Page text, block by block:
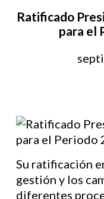
Ratificado
para el
Su ratificación
gestión y los
diferentes